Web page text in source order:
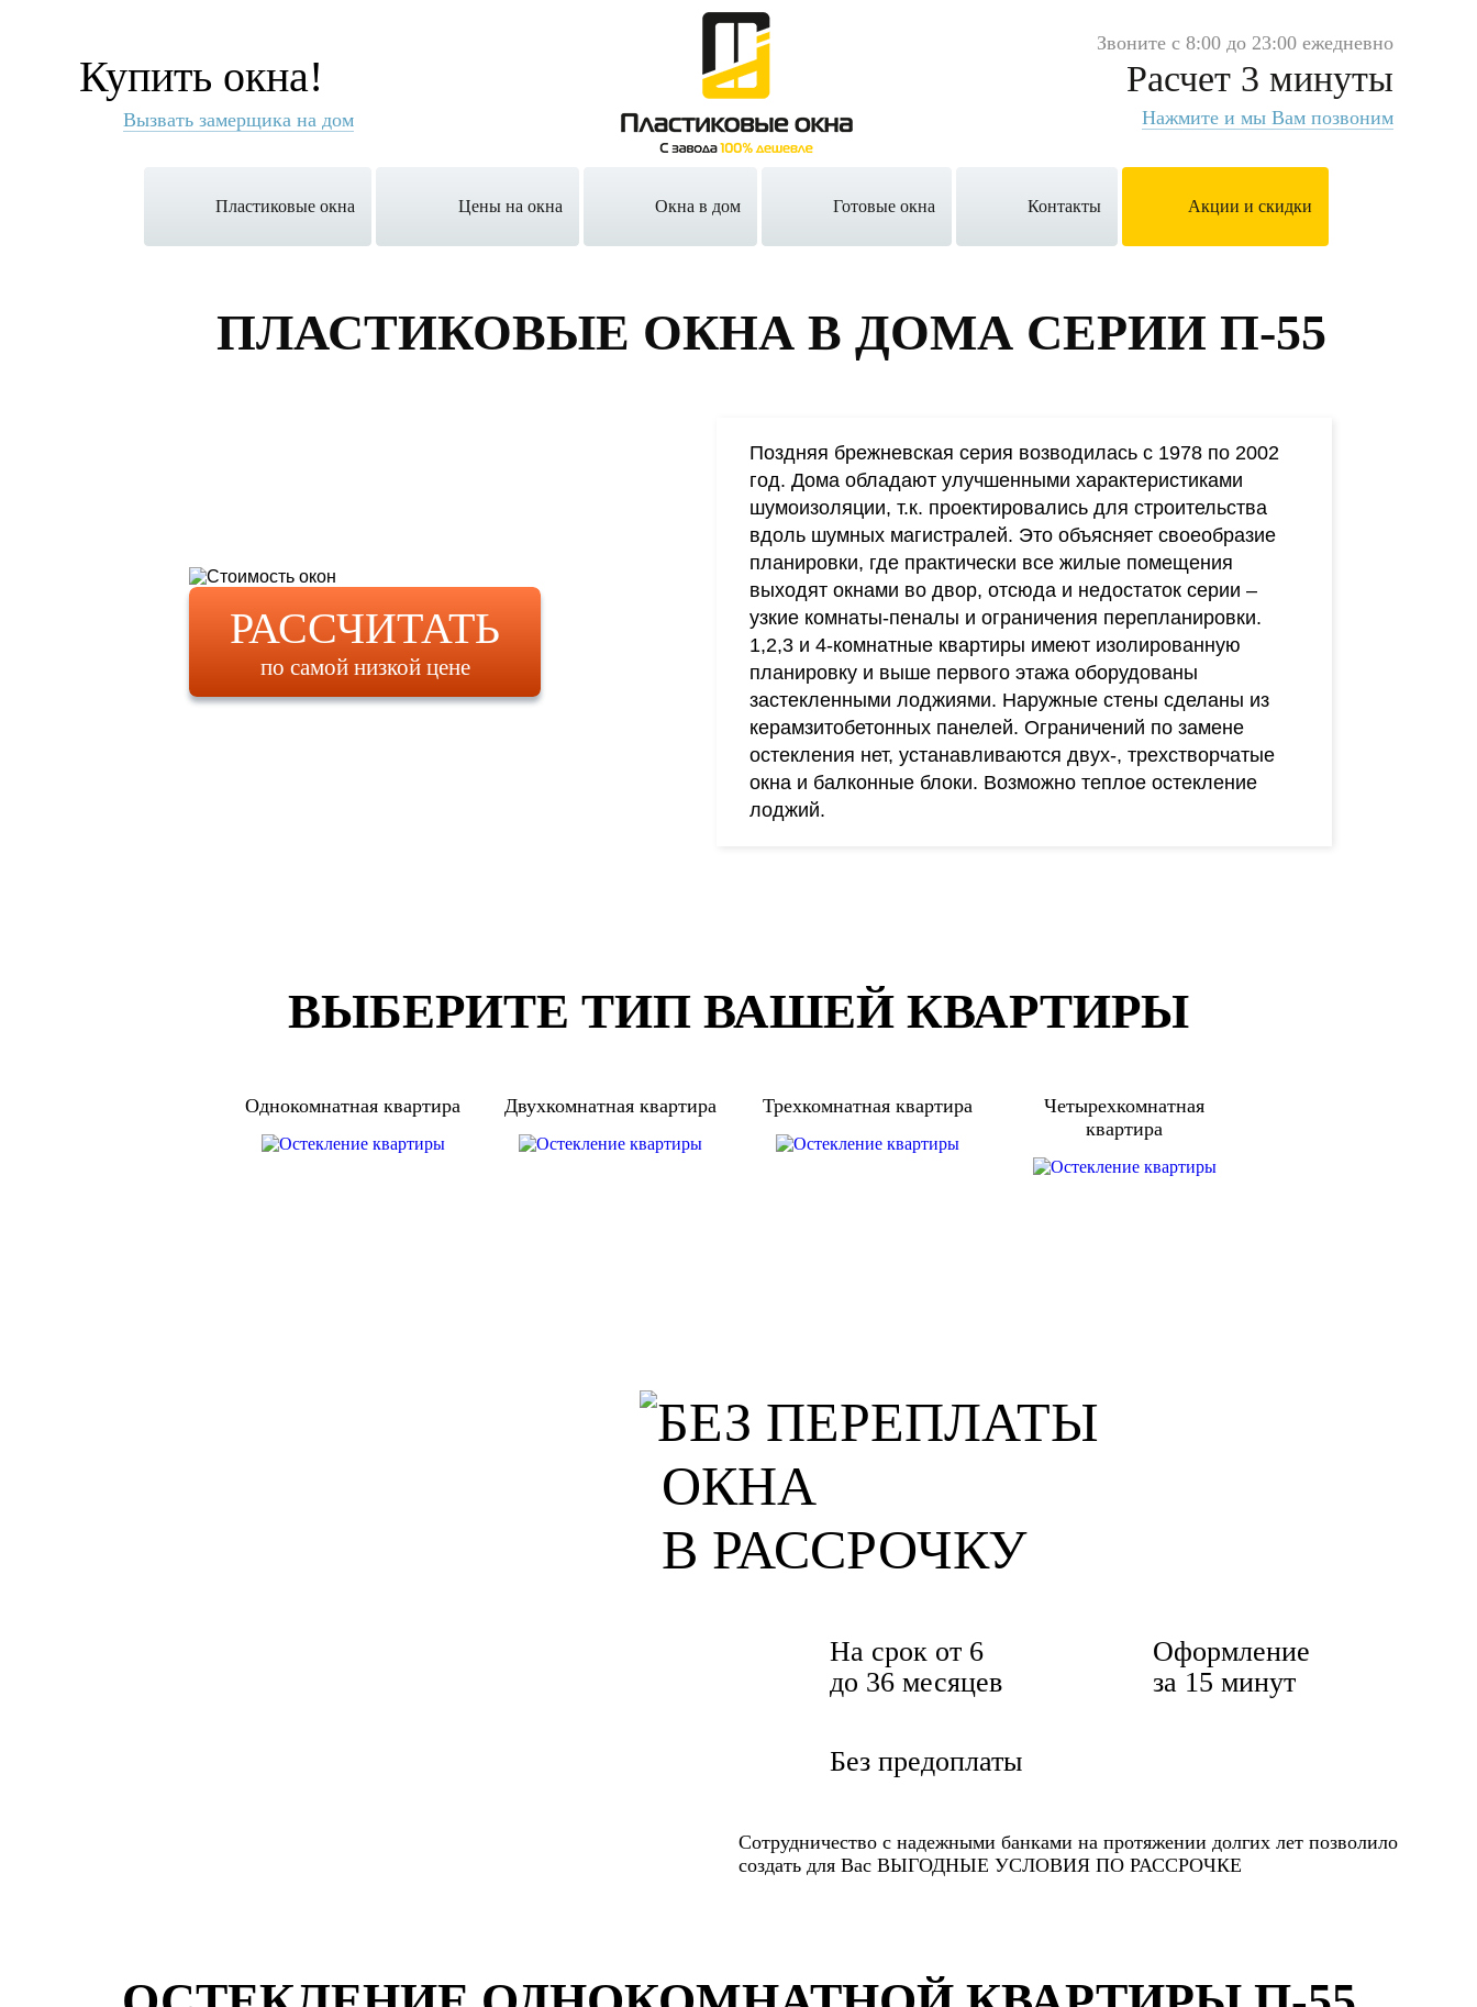
Купить окна!
Вызвать замерщика на дом
Звоните с 8:00 до 23:00 ежедневно
Расчет 3 минуты
Нажмите и мы Вам позвоним
Пластиковые окна Цены на окна Окна в дом Готовые окна Контакты Акции и скидки
ПЛАСТИКОВЫЕ ОКНА В ДОМА СЕРИИ П-55
РАССЧИТАТЬ
по самой низкой цене
Поздняя брежневская серия возводилась с 1978 по 2002
год. Дома обладают улучшенными характеристиками
шумоизоляции, т.к. проектировались для строительства
вдоль шумных магистралей. Это объясняет своеобразие
планировки, где практически все жилые помещения
выходят окнами во двор, отсюда и недостаток серии –
узкие комнаты-пеналы и ограничения перепланировки.
1,2,3 и 4-комнатные квартиры имеют изолированную
планировку и выше первого этажа оборудованы
застекленными лоджиями. Наружные стены сделаны из
керамзитобетонных панелей. Ограничений по замене
остекления нет, устанавливаются двух-, трехстворчатые
окна и балконные блоки. Возможно теплое остекление
лоджий.
ВЫБЕРИТЕ ТИП ВАШЕЙ КВАРТИРЫ
Однокомнатная квартира Двухкомнатная квартира Трехкомнатная квартира
Четырехкомнатная
квартира
ОКНА
В РАССРОЧКУ
На срок от 6
до 36 месяцев
Оформление
за 15 минут
Без предоплаты
Сотрудничество с надежными банками на протяжении долгих лет позволило
создать для Вас ВЫГОДНЫЕ УСЛОВИЯ ПО РАССРОЧКЕ